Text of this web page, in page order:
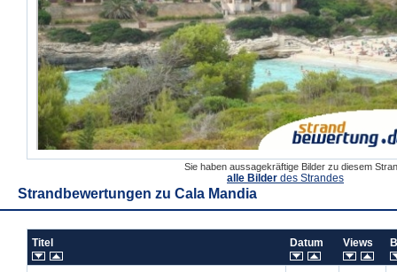
Sie haben aussagekräftige Bilder zu diesem
alle Bilder des Strandes
Strandbewertungen zu Cala Mandia
Titel Datum Views